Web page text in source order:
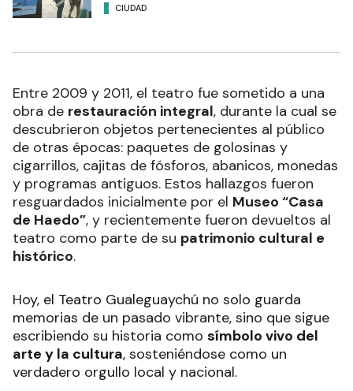
CIUDAD
Entre 2009 y 2011, el teatro fue sometido a una
obra de restauración integral, durante la cual se
descubrieron objetos pertenecientes al público
de otras épocas: paquetes de golosinas y
cigarrillos, cajitas de fósforos, abanicos, monedas
y programas antiguos. Estos hallazgos fueron
resguardados inicialmente por el Museo “Casa
de Haedo”, y recientemente fueron devueltos al
teatro como parte de su patrimonio cultural e
histórico.
Hoy, el Teatro Gualeguaychú no solo guarda
memorias de un pasado vibrante, sino que sigue
escribiendo su historia como símbolo vivo del
arte y la cultura, sosteniéndose como un
verdadero orgullo local y nacional.